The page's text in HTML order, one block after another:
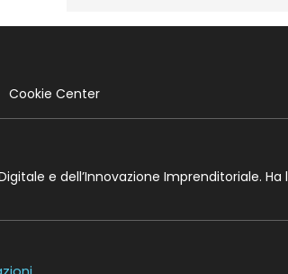
Cookie Center
e dell’Innovazione Imprenditoriale. Ha